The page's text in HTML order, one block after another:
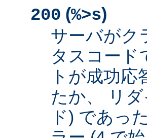
200 (%>s)
サーバがク
タスコード
トが成功
たか、 リ
ド) であっ